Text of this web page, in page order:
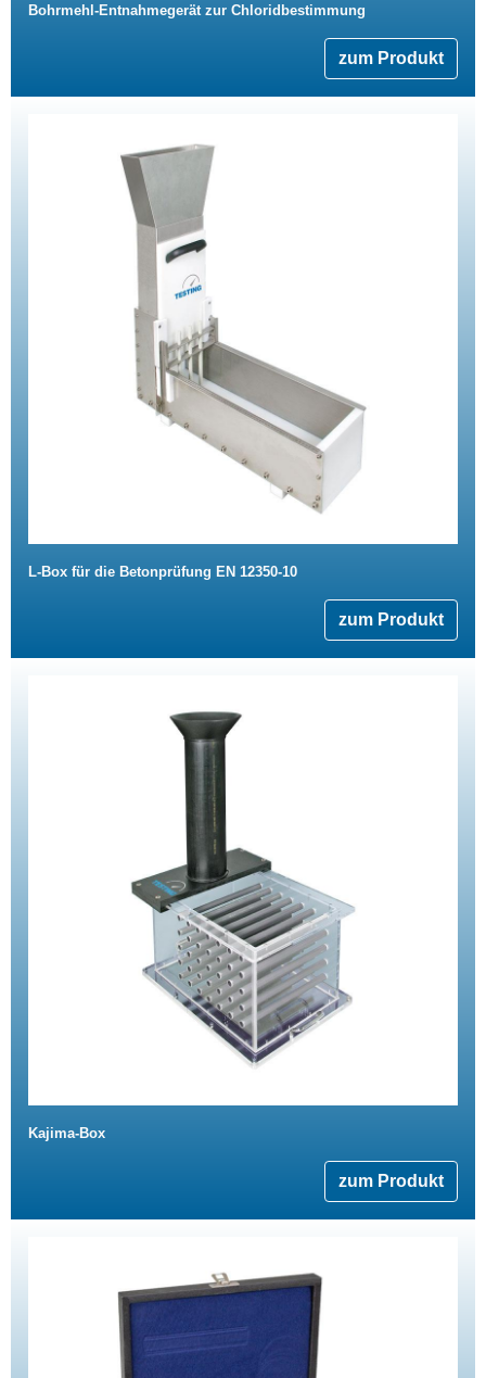
Bohrmehl-Entnahmegerät zur Chloridbestimmung
zum Produkt
L-Box für die Betonprüfung EN 12350-10
zum Produkt
Kajima-Box
zum Produkt